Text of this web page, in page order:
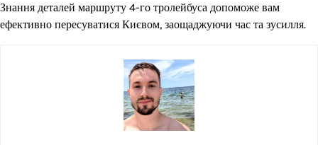
Знання деталей маршруту 4-го тролейбуса допоможе вам
ефективно пересуватися Києвом, заощаджуючи час та зусилля.